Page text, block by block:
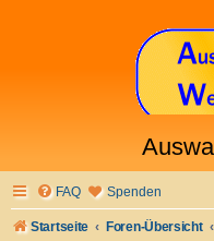
FAQ Spenden
Startseite Foren-Übersicht